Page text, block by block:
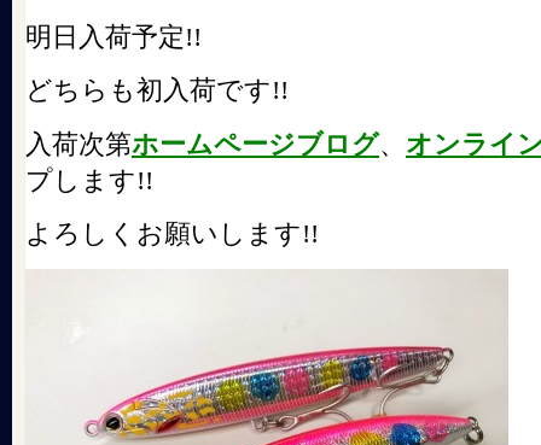
明日入荷予定!!
どちらも初入荷です!!
入荷次第ホームページブログ、 オンライ
プします!!
よろしくお願いします!!